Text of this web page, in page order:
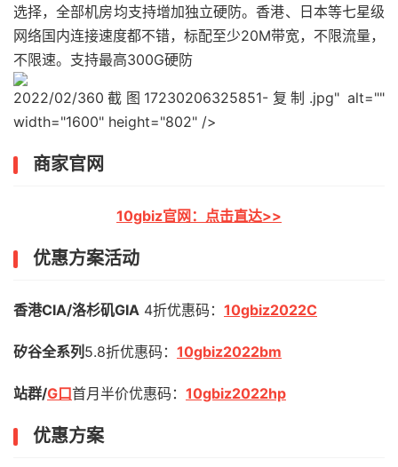
选择，全部机房均支持增加独立硬防。香港、日本等七星级
网络国内连接速度都不错，标配至少20M带宽，不限流量，
不限速。支持最高300G硬防
2022/02/360截图17230206325851-复制.jpg" alt=""
width="1600" height="802" />
商家官网
10gbiz官网：点击直达>>
优惠方案活动
香港CIA/洛杉矶GIA 4折优惠码： 10gbiz2022C
矽谷全系列 5.8折优惠码： 10gbiz2022bm
站群/G口首月半价优惠码： 10gbiz2022hp
优惠方案